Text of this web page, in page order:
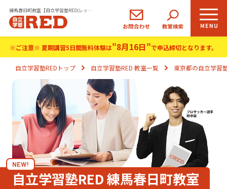
練馬春日町教室【自立学習塾RED(レッド)】｜小学生・中学生・高校生の学習塾
小学生
コース
中学生
コース
高校生
コース
REDの思い
自立学習とは
ご入塾のながれ
生徒さま・保護者さまの声
※ご注意※ 夏期講習5日間無料体験は"8月16日"で申込締切となります。
自立学習塾REDトップ 自立学習塾RED 教室一覧 東京都の自立学習
NEW!
自立学習塾RED 練馬春日町教室